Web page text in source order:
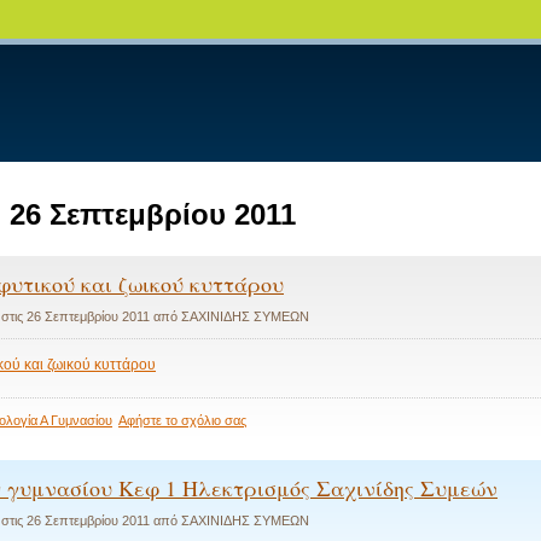
26 Σεπτεμβρίου 2011
και ζωικού κυττάρου
26 Σεπτεμβρίου 2011 απόΣΑΧΙΝΙΔΗΣ ΣΥΜΕΩΝ
και ζωικού κυττάρου
Α Γυμνασίου Αφήστε το σχόλιο σαςστο
φυτικού
ζωικού
κυττάρου
γυμνασίου Κεφ 1 Ηλεκτρισμός Σαχινίδης Συμεών
26 Σεπτεμβρίου 2011 απόΣΑΧΙΝΙΔΗΣ ΣΥΜΕΩΝ